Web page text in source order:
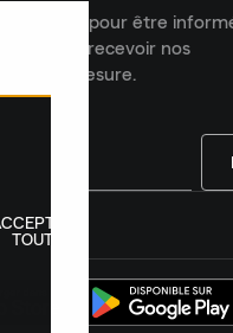
Laced pour être
et recevoir nos
sur mesure.
TOUT